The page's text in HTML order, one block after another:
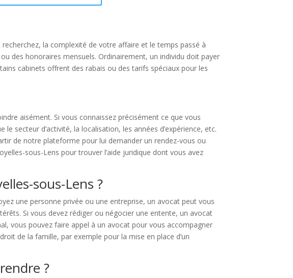
la complexité de votre affaire et le temps passé à
des honoraires mensuels. Ordinairement, un individu doit payer
cabinets offrent des rabais ou des tarifs spéciaux pour les
aisément. Si vous connaissez précisément ce que vous
secteur d’activité, la localisation, les années d’expérience, etc.
de notre plateforme pour lui demander un rendez-vous ou
sous-Lens pour trouver l’aide juridique dont vous avez
sous-Lens ?
une personne privée ou une entreprise, un avocat peut vous
Si vous devez rédiger ou négocier une entente, un avocat
vous pouvez faire appel à un avocat pour vous accompagner
de la famille, par exemple pour la mise en place d’un
?